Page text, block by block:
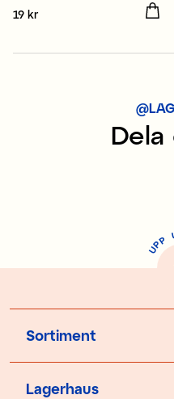
Pris:
19 kr
U
P
P
Sortiment
Lagerhaus